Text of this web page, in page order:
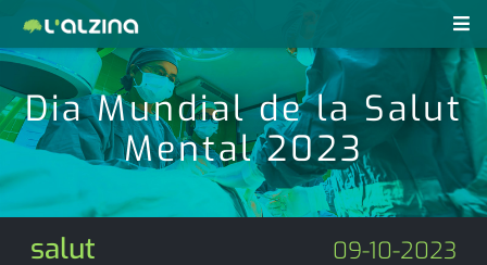
notícies
últimes notícies
activitats
agenda
revistes pdf
anunciants
Dia Mundial de la Salut
Mental 2023
salut 09-10-2023